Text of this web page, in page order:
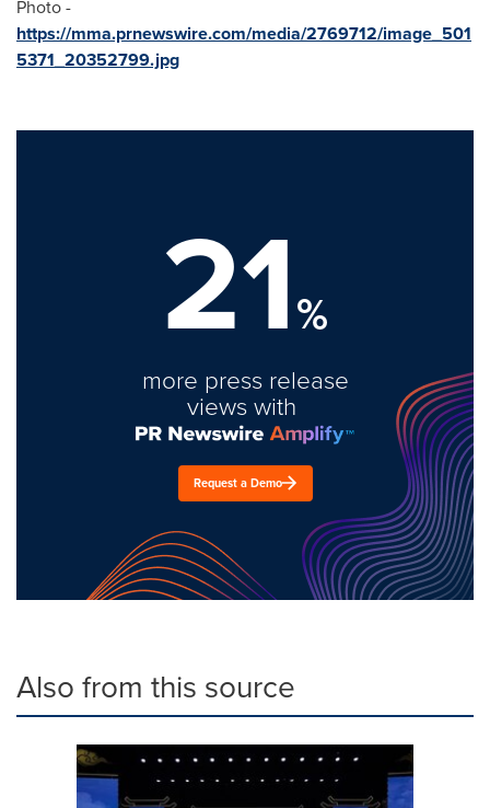
Photo -
https://mma.prnewswire.com/media/2769712/image_501
5371_20352799.jpg
21%
more press release
views with
Request a Demo
Also from this source